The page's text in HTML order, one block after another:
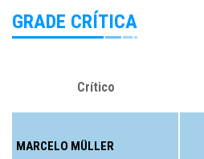
GRADE CRÍTICA
Crítico
MARCELO MÜLLER